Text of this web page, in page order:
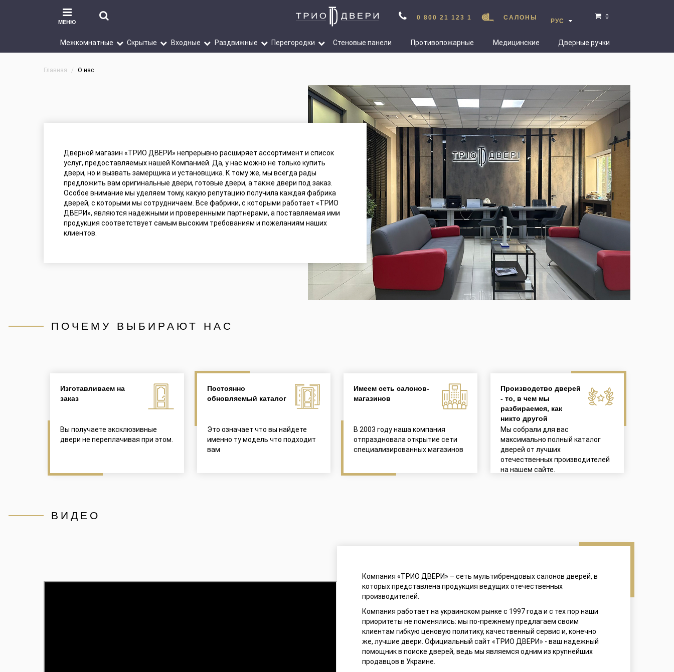
МЕНЮ
0 800 21 123 1 САЛОНЫ РУС
0
Межкомнатные Скрытые Входные Раздвижные Перегородки Стеновые панели Противопожарные Медицинские Дверные ручки
Главная О нас
Дверной магазин «ТРИО ДВЕРИ» непрерывно расширяет ассортимент и список
услуг, предоставляемых нашей Компанией. Да, у нас можно не только купить
двери, но и вызвать замерщика и установщика. К тому же, мы всегда рады
предложить вам оригинальные двери, готовые двери, а также двери под заказ.
Особое внимание мы уделяем тому, какую репутацию получила каждая фабрика
дверей, с которыми мы сотрудничаем. Все фабрики, с которыми работает «ТРИО
ДВЕРИ», являются надежными и проверенными партнерами, а поставляемая ими
продукция соответствует самым высоким требованиям и пожеланиям наших
клиентов.
ПОЧЕМУ ВЫБИРАЮТ НАС
Изготавливаем на
заказ
Вы получаете эксклюзивные
двери не переплачивая при этом.
Постоянно
обновляемый каталог
Это означает что вы найдете
именно ту модель что подходит
вам
Имеем сеть салонов-
магазинов
В 2003 году наша компания
отпраздновала открытие сети
специализированных магазинов
Производство дверей
- то, в чем мы
разбираемся, как
никто другой
Мы собрали для вас
максимально полный каталог
дверей от лучших
отечественных производителей
на нашем сайте.
ВИДЕО
Компания «ТРИО ДВЕРИ» – сеть мультибрендовых салонов дверей, в
которых представлена продукция ведущих отечественных
производителей.
Компания работает на украинском рынке с 1997 года и с тех пор наши
приоритеты не поменялись: мы по-прежнему предлагаем своим
клиентам гибкую ценовую политику, качественный сервис и, конечно
же, лучшие двери. Официальный сайт «ТРИО ДВЕРИ» - ваш надежный
помощник в поиске дверей, ведь мы являемся одним из крупнейших
продавцов в Украине.